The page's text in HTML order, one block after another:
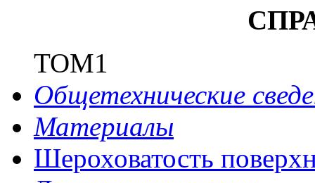
ТОМ1
Общетехнические
Материалы
Шероховатость